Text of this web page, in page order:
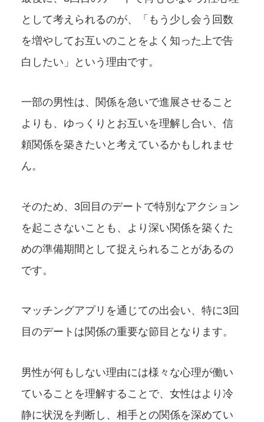
として考えられるのが、「もう少し会う回数
を増やしてお互いのことをよく知った上で告
白したい」という理由です。
一部の男性は、関係を急いで進展させること
よりも、ゆっくりとお互いを理解し合い、信
頼関係を築きたいと考えているかもしれませ
ん。
そのため、3回目のデートで特別なアクション
を起こさないことも、より深い関係を築くた
めの準備期間として捉えられることがあるの
です。
マッチングアプリを通じての出会い、特に3回
目のデートは関係の重要な節目となります。
男性が何もしない理由には様々な心理が働い
ていることを理解することで、女性はより冷
静に状況を判断し、相手との関係を深めてい